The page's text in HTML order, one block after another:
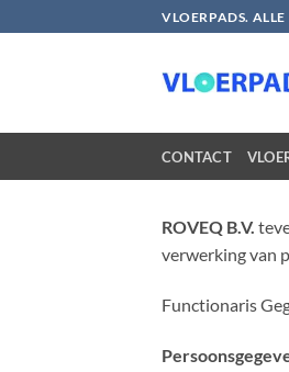
naar
VLOERPADS.
CONTACT
ROVEQ B.V.
verwerking van
Functionaris